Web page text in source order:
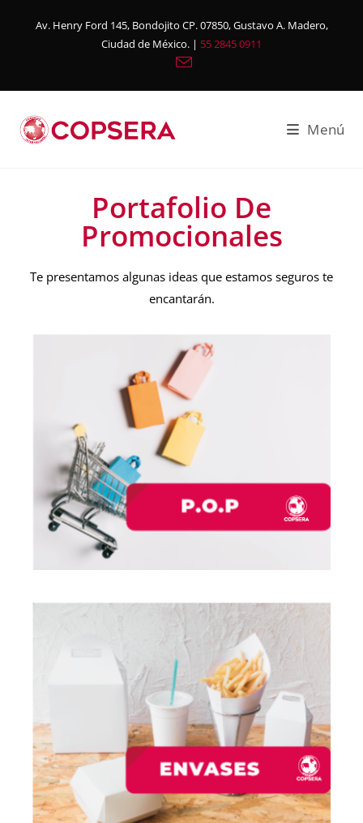
Av. Henry Ford 145, Bondojito CP. 07850, Gustavo A. Madero,
Ciudad de México. | 55 2845 0911
Menú
Portafolio De
Promocionales
Te presentamos algunas ideas que estamos seguros te
encantarán.